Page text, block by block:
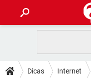
CELULAR
DICAS
Dicas Internet